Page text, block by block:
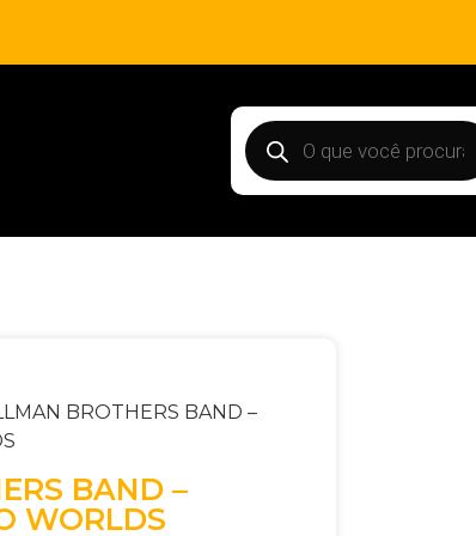
BROTHERS BAND –
BAND –
WORLDS